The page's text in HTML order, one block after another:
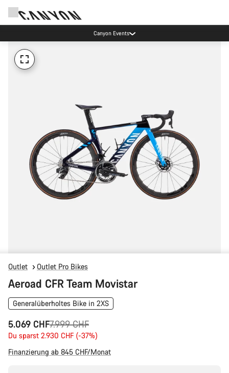
Canyon Events
Outlet Outlet Pro Bikes
Aeroad CFR Team Movistar
Generalüberholtes Bike in 2XS
5.069 CHF
Ursprungspreis7.999 CHF
Du sparst 2.930 CHF (-37%)
Finanzierung ab 845 CHF/Monat